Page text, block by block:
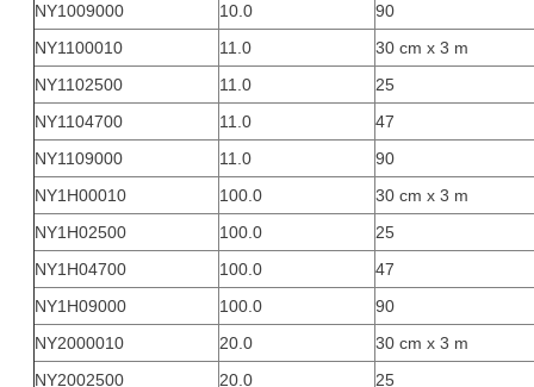
NY1009000
10.0
90
NY1100010
11.0
30 cm x 3 m
NY1102500
11.0
25
NY1104700
11.0
47
NY1109000
11.0
90
NY1H00010
100.0
30 cm x 3 m
NY1H02500
100.0
25
NY1H04700
100.0
47
NY1H09000
100.0
90
NY2000010
20.0
30 cm x 3 m
NY2002500
20.0 25